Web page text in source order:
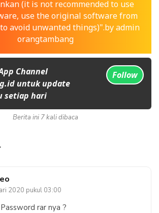
(it is not recommended to use
use the original software from
avoid unwanted things)".by admin
orangtambang
Channel
untuk update
setiap hari
Follow
Berita ini 7 kali dibaca
2020 pukul 03:00
rar nya ?